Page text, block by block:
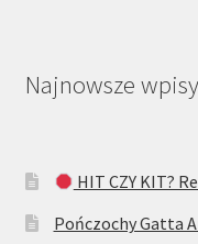
Najnowsze wpisy
HIT CZY KIT?
Pończochy Gatta